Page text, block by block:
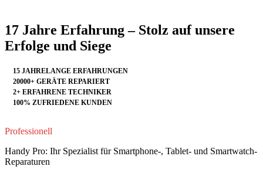
17 Jahre Erfahrung – Stolz auf unsere
Erfolge und Siege
15 JAHRELANGE ERFAHRUNGEN
20000+ GERÄTE REPARIERT
2+ ERFAHRENE TECHNIKER
100% ZUFRIEDENE KUNDEN
Professionell
Handy Pro: Ihr Spezialist für Smartphone-, Tablet- und Smartwatch-
Reparaturen